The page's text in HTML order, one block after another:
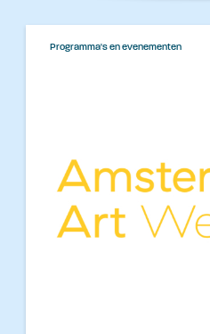
Programma's en evenementen